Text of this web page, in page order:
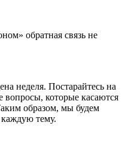
обратная связь не
неделя. Постарайтесь на
вопросы, которые касаются
образом, мы будем
каждую тему.